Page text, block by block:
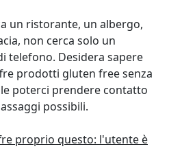
un ristorante, un albergo,
non cerca solo un
telefono. Desidera sapere
prodotti gluten free senza
poterci prendere contatto
possibili.
proprio questo: l'utente è